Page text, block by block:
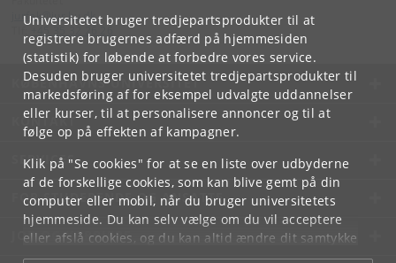
Universitetet bruger tredjepartsprodukter til at
registrere brugernes adfærd på hjemmesiden
(statistik) for løbende at forbedre vores service.
Desuden bruger universitetet tredjepartsprodukter til
markedsføring af for eksempel udvalgte uddannelser
eller kurser, til at personalisere annoncer og til at
følge op på effekten af kampagner.
Klik på "Se cookies" for at se en liste over udbyderne
af de forskellige cookies, som kan blive gemt på din
computer eller mobil, når du bruger universitetets
hjemmeside. Du kan selv vælge om du vil acceptere
eller afslå cookies, og du kan altid ændre dit samtykke
underCookie- og privatlivspolitiksom du finder i
jurfak @jur.ku.dk
KØBENHAVNS UNIVERSITET
KONTAKT
SERVICES
FOR STUDERENDE OG ANSATTE
JOB OG KARRIERE